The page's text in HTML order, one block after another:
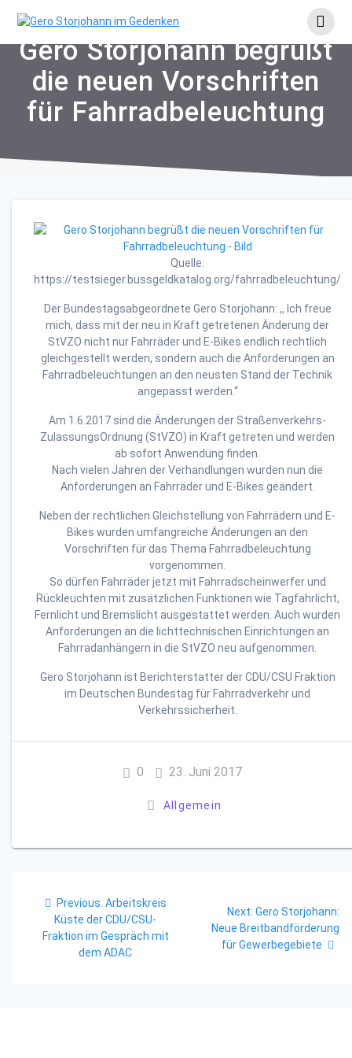
to
Gero Storjohann begrüßt
die neuen Vorschriften
für Fahrradbeleuchtung
Quelle:
https://testsieger.bussgeldkatalog.org/fahrradbeleuchtung/
Der Bundestagsabgeordnete Gero Storjohann: ,, Ich freue
mich, dass mit der neu in Kraft getretenen Änderung der
StVZO nicht nur Fahrräder und E-Bikes endlich rechtlich
gleichgestellt werden, sondern auch die Anforderungen an
Fahrradbeleuchtungen an den neusten Stand der Technik
angepasst werden.‘‘
Am 1.6.2017 sind die Änderungen der Straßenverkehrs-
ZulassungsOrdnung (StVZO) in Kraft getreten und werden
ab sofort Anwendung finden.
Nach vielen Jahren der Verhandlungen wurden nun die
Anforderungen an Fahrräder und E-Bikes geändert.
Neben der rechtlichen Gleichstellung von Fahrrädern und E-
Bikes wurden umfangreiche Änderungen an den
Vorschriften für das Thema Fahrradbeleuchtung
vorgenommen.
So dürfen Fahrräder jetzt mit Fahrradscheinwerfer und
Rückleuchten mit zusätzlichen Funktionen wie Tagfahrlicht,
Fernlicht und Bremslicht ausgestattet werden. Auch wurden
Anforderungen an die lichttechnischen Einrichtungen an
Fahrradanhängern in die StVZO neu aufgenommen.
Gero Storjohann ist Berichterstatter der CDU/CSU Fraktion
im Deutschen Bundestag für Fahrradverkehr und
Verkehrssicherheit.
0 23. Juni 2017
Allgemein
Previous: Previous
post:
Arbeitskreis
Küste der CDU/CSU-
Fraktion im Gespräch mit
dem ADAC
Next: Next
post:
Gero Storjohann:
Neue Breitbandförderung
für Gewerbegebiete